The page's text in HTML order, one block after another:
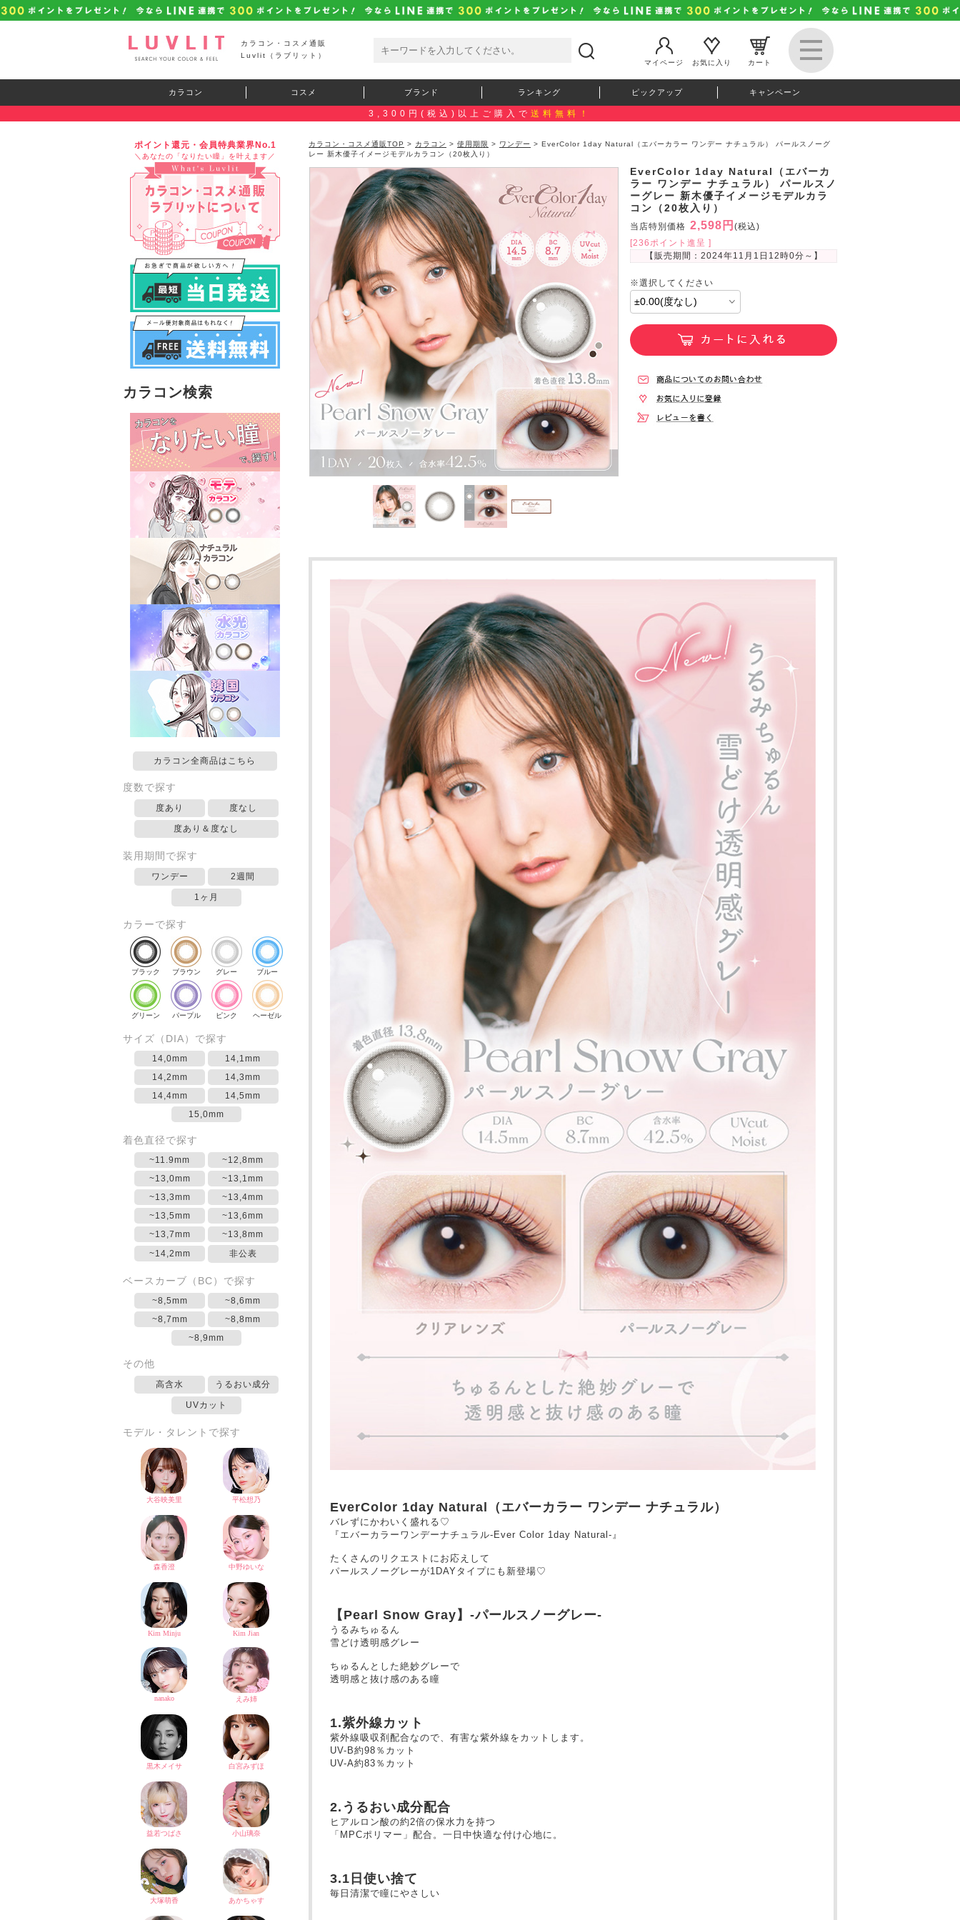
カラコン・コスメ通販
Luvlit（ラブリット）
マイページ
お気に入り カート
カラコン コスメ ブランド ランキング ピックアップ キャンペーン
3,300円(税込)以上ご購入で 送料無料！
ポイント還元・会員特典業界No.1
＼あなたの「なりたい瞳」を叶えます／
カラコン検索
カラコン全商品はこちら
度数で探す
度あり 度なし
度あり＆度なし
装用期間で探す
ワンデー 2週間
1ヶ月
カラーで探す
ブラック ブラウン グレー ブルー
グリーン パープル ピンク ヘーゼル
サイズ（DIA）で探す
14,0mm
14,1mm
14,2mm
14,3mm
14,4mm
14,5mm
15,0mm
着色直径で探す
~11.9mm
~12,8mm
~13,0mm
~13,1mm
~13,3mm
~13,4mm
~13,5mm
~13,6mm
~13,7mm
~13,8mm
~14,2mm
非公表
ベースカーブ（BC）で探す
~8,5mm
~8,6mm
~8,7mm
~8,8mm
~8,9mm
その他
高含水 うるおい成分
UVカット
モデル・タレントで探す
カラコン・コスメ通販TOP > カラコン > 使用期限 > ワンデー > EverColor 1day Natural（エバーカラー ワンデー ナチュラル） パールスノーグ
レー 新木優子イメージモデルカラコン（20枚入り）
EverColor 1day Natural（エバーカ
ラー ワンデー ナチュラル） パールスノ
ーグレー 新木優子イメージモデルカラ
コン（20枚入り）
当店特別価格 2,598円 (税込)
[236ポイント進呈 ]
【販売期間： 2024年11月1日12時0分 ～】
EverColor 1day Natural（エバーカラー ワンデー ナチュラル）
バレずにかわいく盛れる♡
『エバーカラーワンデーナチュラル-Ever Color 1day Natural-』
たくさんのリクエストにお応えして
パールスノーグレーが1DAYタイプにも新登場♡
【Pearl Snow Gray】-パールスノーグレー-
うるみちゅるん
雪どけ透明感グレー
ちゅるんとした絶妙グレーで
透明感と抜け感のある瞳
1.紫外線カット
紫外線吸収剤配合なので、有害な紫外線をカットします。
UV-B約98％カット
UV-A約83％カット
2.うるおい成分配合
ヒアルロン酸の約2倍の保水力を持つ
「MPCポリマー」配合。一日中快適な付け心地に。
3.1日使い捨て
毎日清潔で瞳にやさしい